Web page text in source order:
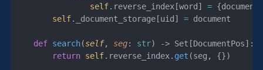
                self
.reverse_index[word] =
        self
._document_storage[uid] = document
    def
search(self, seg: str) -> Set[DocumentPos]:
        return
self.reverse_index. get (seg, {})